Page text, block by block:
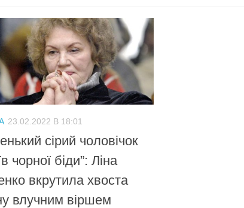
23.02.2022 В 18:01
сірий чоловічок
чорної біди”: Ліна
вкрутила хвоста
влучним віршем